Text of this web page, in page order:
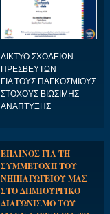
ΔΙΚΤΥΟ ΣΧΟΛΕΙΩΝ
ΠΡΕΣΒΕΥΤΩΝ
ΓΙΑ ΤΟΥΣ ΠΑΓΚΟΣΜΙΟΥΣ
ΣΤΟΧΟΥΣ ΒΙΩΣΙΜΗΣ
ΑΝΑΠΤΥΞΗΣ
ΕΠΑΙΝΟΣ ΓΙΑ ΤΗ
ΣΥΜΜΕΤΟΧΗ ΤΟΥ
ΝΗΠΙΑΓΩΓΕΙΟΥ ΜΑΣ
ΣΤΟ ΔΗΜΙΟΥΡΓΙΚΟ
ΔΙΑΓΩΝΙΣΜΟ ΤΟΥ